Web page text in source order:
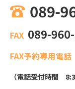
089-
089-
（電話受付時間